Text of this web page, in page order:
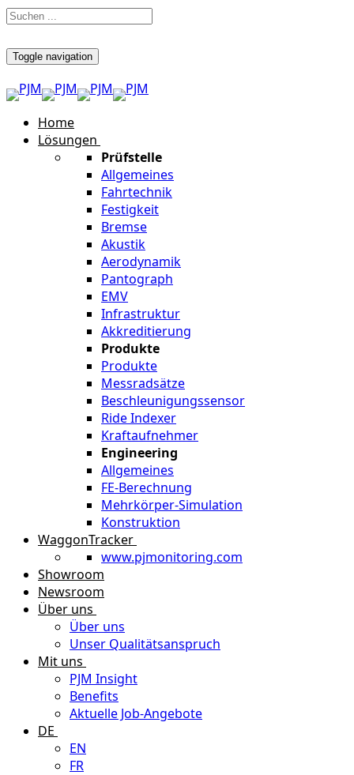
Toggle navigation
Home
Lösungen
Prüfstelle
Allgemeines
Fahrtechnik
Festigkeit
Bremse
Akustik
Aerodynamik
Pantograph
EMV
Infrastruktur
Akkreditierung
Produkte
Produkte
Messradsätze
Beschleunigungssensor
Ride Indexer
Kraftaufnehmer
Engineering
Allgemeines
FE-Berechnung
Mehrkörper-Simulation
Konstruktion
WaggonTracker
www.pjmonitoring.com
Showroom
Newsroom
Über uns
Über uns
Unser Qualitätsanspruch
Mit uns
PJM Insight
Benefits
Aktuelle Job-Angebote
DE
EN
FR